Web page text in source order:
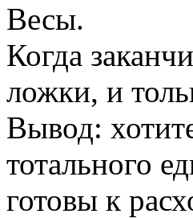
Весы.
Когда
ложки, и
Вывод:
тотального
готовы к